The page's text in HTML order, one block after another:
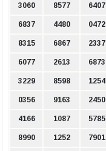
3060 8577 6407
6837 4480 0472
8315 6867 2337
6077 2613 6873
3229 8598 1254
0356 9163 2450
4166 1087 5785
8990 1252 7901